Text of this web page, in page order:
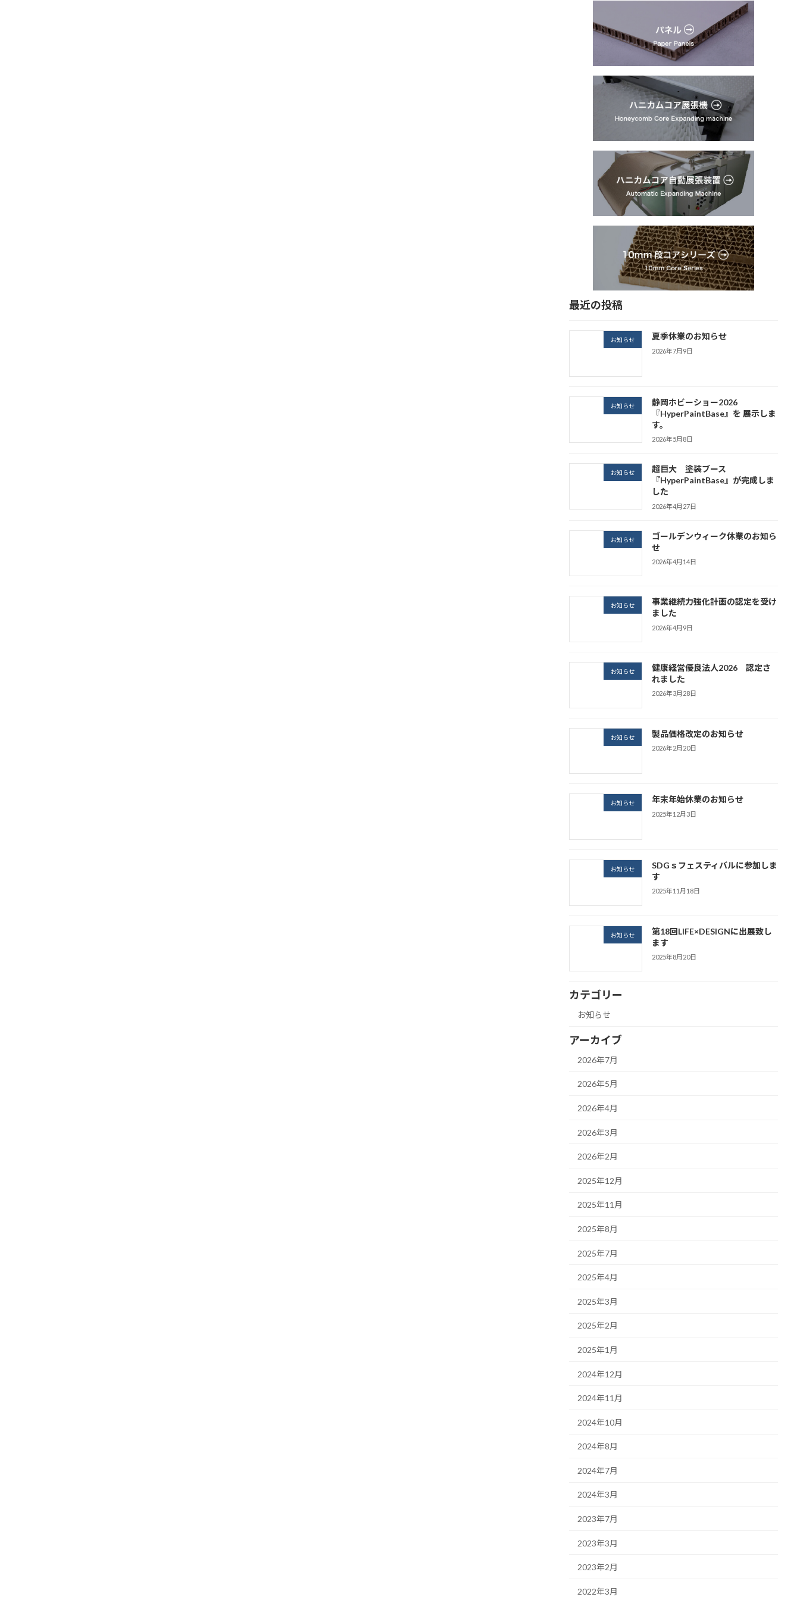
最近の投稿
お知らせ 夏季休業のお知らせ
2026年7月9日
お知らせ
静岡ホビーショー2026
『HyperPaintBase』を 展示しま
す。
2026年5月8日
お知らせ
超巨大 塗装ブース
『HyperPaintBase』が完成しま
した
2026年4月27日
お知らせ
ゴールデンウィーク休業のお知ら
せ
2026年4月14日
お知らせ
事業継続力強化計画の認定を受け
ました
2026年4月9日
お知らせ
健康経営優良法人2026 認定さ
れました
2026年3月28日
お知らせ 製品価格改定のお知らせ
2026年2月20日
お知らせ 年末年始休業のお知らせ
2025年12月3日
お知らせ
SDGｓフェスティバルに参加しま
す
2025年11月18日
お知らせ
第18回LIFE×DESIGNに出展致し
ます
2025年8月20日
カテゴリー
お知らせ
アーカイブ
2026年7月
2026年5月
2026年4月
2026年3月
2026年2月
2025年12月
2025年11月
2025年8月
2025年7月
2025年4月
2025年3月
2025年2月
2025年1月
2024年12月
2024年11月
2024年10月
2024年8月
2024年7月
2024年3月
2023年7月
2023年3月
2023年2月
2022年3月